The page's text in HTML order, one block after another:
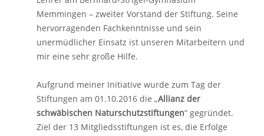
Memmingen – zweiter Vorstand der Stiftung. Seine
hervorragenden Fachkenntnisse und sein
unermüdlicher Einsatz ist unseren Mitarbeitern und
mir eine sehr große Hilfe.
Aufgrund meiner Initiative wurde zum Tag der
Stiftungen am 01.10.2016 die „Allianz der
schwäbischen Naturschutzstiftungen“ gegründet.
Ziel der 13 Mitgliedsstiftungen ist es, die Erfolge